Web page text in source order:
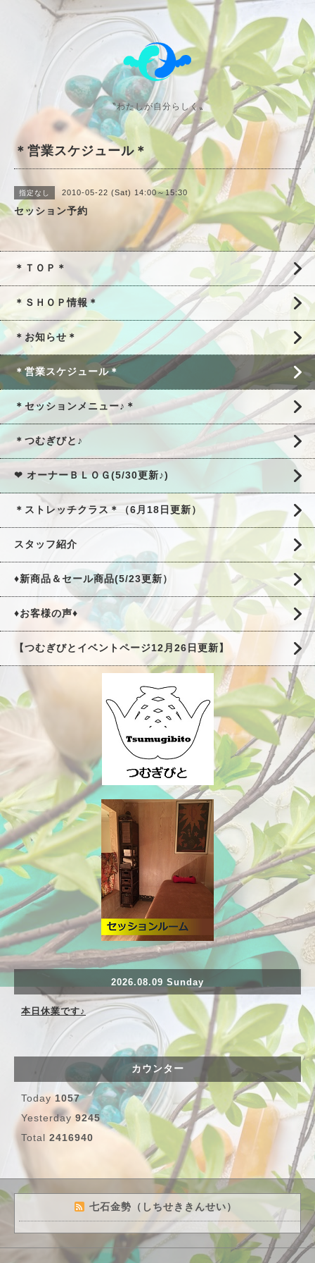
〝わたしが自分らしく〟
＊営業スケジュール＊
指定なし 2010-05-22 (Sat) 14:00～15:30
セッション予約
＊ＴＯＰ＊
＊ＳＨＯＰ情報＊
＊お知らせ＊
＊営業スケジュール＊
＊セッションメニュー♪＊
＊つむぎびと♪
❤ オーナーＢＬＯＧ(5/30更新♪)
＊ストレッチクラス＊（6月18日更新）
スタッフ紹介
♦新商品＆セール商品(5/23更新）
♦お客様の声♦
【つむぎびとイベントページ12月26日更新】
2026.08.09 Sunday
本日休業です♪
カウンター
Today 1057
Yesterday 9245
Total 2416940
七石金勢（しちせききんせい）